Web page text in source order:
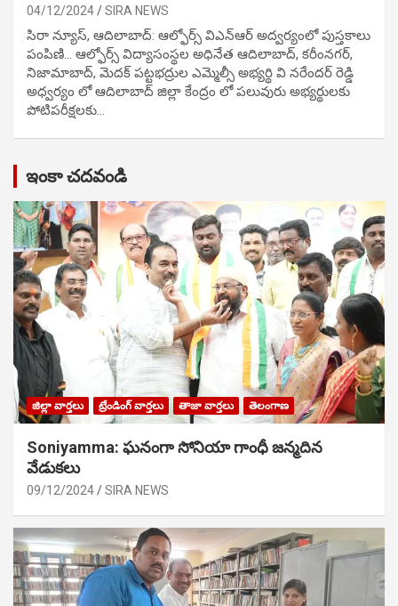
04/12/2024 SIRA NEWS
సిరా న్యూస్, ఆదిలాబాద్: ఆల్ఫోర్స్ విఎన్ఆర్ అద్వర్యంలో పుస్తకాలు
పంపిణి… ఆల్ఫోర్స్ విద్యాసంస్థల అధినేత ఆదిలాబాద్, కరీంనగర్,
నిజామాబాద్, మెదక్ పట్టభద్రుల ఎమ్మెల్సీ అభ్యర్థి వి నరేందర్ రెడ్డి
అధ్వర్యం లో ఆదిలాబాద్ జిల్లా కేంద్రం లో పలువురు అభ్యర్థులకు
పోటిప‌రీక్ష‌ల‌కు…
ఇంకా చదవండి
జిల్లా వార్తలు ట్రేండింగ్ వార్తలు తాజా వార్తలు తెలంగాణ
Soniyamma: ఘ‌నంగా సోనియా గాంధీ జ‌న్మ‌దిన
వేడుక‌లు
09/12/2024 SIRA NEWS